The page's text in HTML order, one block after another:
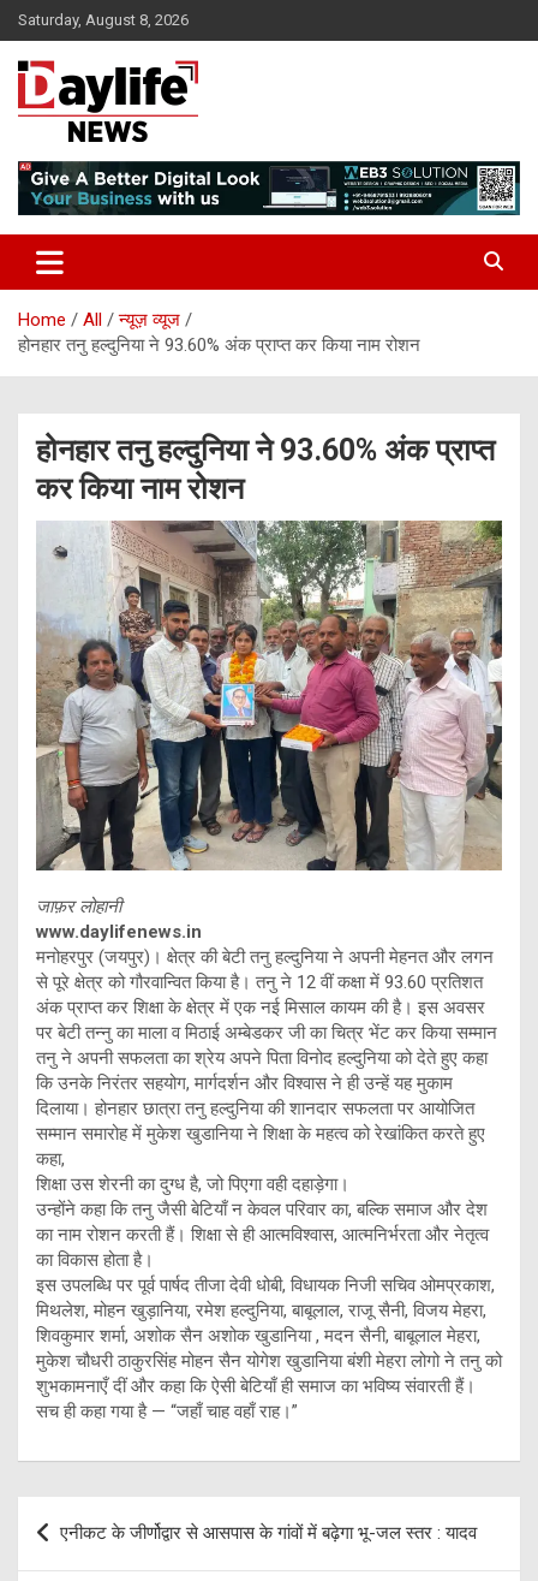
Skip
to
content
Saturday, August 8, 2026
daylifenews
Home All
न्यूज़ व्यूज
होनहार तनु हल्दुनिया ने 93.60% अंक प्राप्त कर किया नाम रोशन
होनहार तनु हल्दुनिया ने 93.60% अंक प्राप्त
कर किया नाम रोशन
जाफ़र लोहानी
www.daylifenews.in
मनोहरपुर (जयपुर)। क्षेत्र की बेटी तनु हल्दुनिया ने अपनी मेहनत और लगन
से पूरे क्षेत्र को गौरवान्वित किया है। तनु ने 12 वीं कक्षा में 93.60 प्रतिशत
अंक प्राप्त कर शिक्षा के क्षेत्र में एक नई मिसाल कायम की है। इस अवसर
पर बेटी तन्नु का माला व मिठाई अम्बेडकर जी का चित्र भेंट कर किया सम्मान
तनु ने अपनी सफलता का श्रेय अपने पिता विनोद हल्दुनिया को देते हुए कहा
कि उनके निरंतर सहयोग, मार्गदर्शन और विश्वास ने ही उन्हें यह मुकाम
दिलाया। होनहार छात्रा तनु हल्दुनिया की शानदार सफलता पर आयोजित
सम्मान समारोह में मुकेश खुडानिया ने शिक्षा के महत्व को रेखांकित करते हुए
कहा,
शिक्षा उस शेरनी का दुग्ध है, जो पिएगा वही दहाड़ेगा।
उन्होंने कहा कि तनु जैसी बेटियाँ न केवल परिवार का, बल्कि समाज और देश
का नाम रोशन करती हैं। शिक्षा से ही आत्मविश्वास, आत्मनिर्भरता और नेतृत्व
का विकास होता है।
इस उपलब्धि पर पूर्व पार्षद तीजा देवी धोबी, विधायक निजी सचिव ओमप्रकाश,
मिथलेश, मोहन खुड़ानिया, रमेश हल्दुनिया, बाबूलाल, राजू सैनी, विजय मेहरा,
शिवकुमार शर्मा, अशोक सैन अशोक खुडानिया , मदन सैनी, बाबूलाल मेहरा,
मुकेश चौधरी ठाकुरसिंह मोहन सैन योगेश खुडानिया बंशी मेहरा लोगो ने तनु को
शुभकामनाएँ दीं और कहा कि ऐसी बेटियाँ ही समाज का भविष्य संवारती हैं।
सच ही कहा गया है — “जहाँ चाह वहाँ राह।”
Post
navigation
एनीकट के जीर्णोद्वार से आसपास के गांवों में बढ़ेगा भू-जल स्तर : यादव